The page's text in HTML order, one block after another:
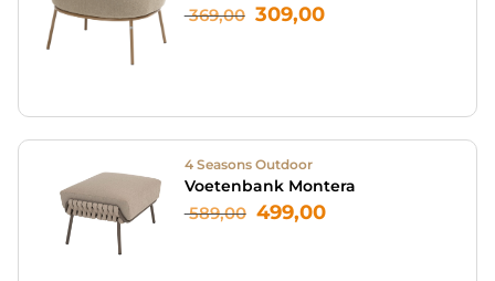
369,00 309,00
4 Seasons Outdoor
Voetenbank Montera
589,00 499,00